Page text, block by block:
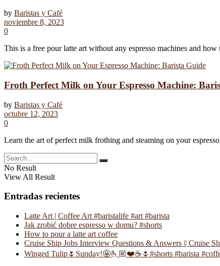
by Baristas y Café
noviembre 8, 2023
0
This is a free pour latte art without any espresso machines and
Froth Perfect Milk on Your Espresso Machine:
by Baristas y Café
octubre 12, 2023
0
Learn the art of perfect milk frothing and steaming on your
No Result
View All Result
Entradas recientes
Latte Art | Coffee Art #baristalife #art #barista
Jak zrobić dobre espresso w domu? #shorts
How to pour a latte art coffee
Cruise Ship Jobs Interview Questions & Answers || Cruise
Winged Tulip🌷Sunday!🤩🫰🏼❤️☕️🌷#shorts #barista